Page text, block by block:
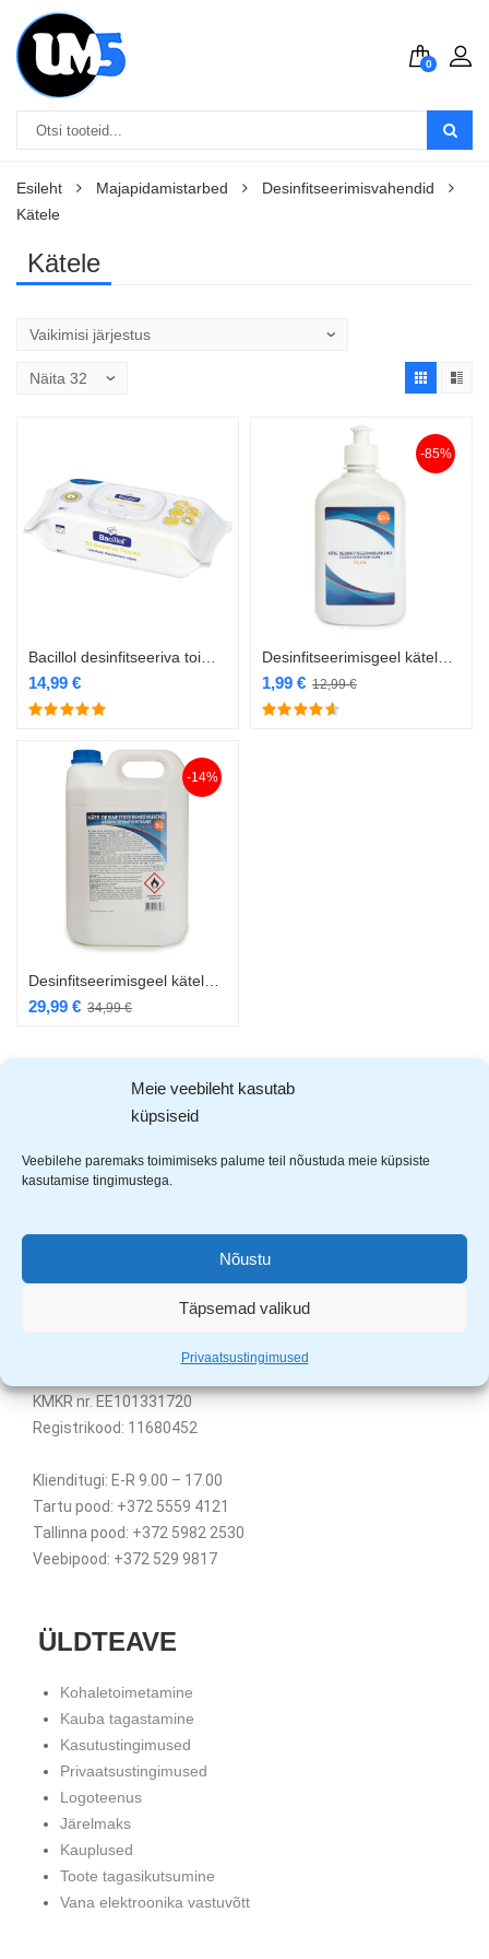
Meie veebileht kasutab
küpsiseid
Veebilehe paremaks toimimiseks palume teil nõustuda meie küpsiste
kasutamise tingimustega.
Nõustu
Täpsemad valikud
Privaatsustingimused
0
Esileht Majapidamistarbed
Desinfitseerimisvahendid
Kätele
Kätele
14,99 €
-85%
12,99€
1,99 €
-14%
34,99€
29,99 €
KMKR nr. EE101331720
Registrikood: 11680452
Klienditugi: E-R 9.00 – 17.00
Tartu pood: +372 5559 4121
Tallinna pood: +372 5982 2530
Veebipood: +372 529 9817
ÜLDTEAVE
Kohaletoimetamine
Kauba tagastamine
Kasutustingimused
Privaatsustingimused
Logoteenus
Järelmaks
Kauplused
Toote tagasikutsumine
Vana elektroonika vastuvõtt